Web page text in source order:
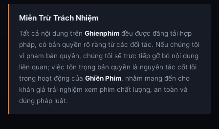
Miễn Trừ Trách Nhiệm
Tất cả nội dung trên Ghienphim đều được đăng tải hợp
pháp, có bản quyền rõ ràng từ các đối tác. Nếu chúng tôi
vi phạm bản quyền, chúng tôi sẽ trực tiếp gỡ bỏ nội dung
liên quan; việc tôn trọng bản quyền là nguyên tắc cốt lõi
trong hoạt động của Ghiền Phim, nhằm mang đến cho
khán giả trải nghiệm xem phim chất lượng, an toàn và
đúng pháp luật.